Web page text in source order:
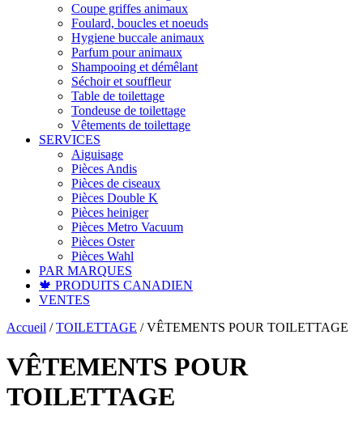
Coupe griffes animaux
Foulard, boucles et noeuds
Hygiene buccale animaux
Parfum pour animaux
Shampooing et démêlant
Séchoir et souffleur
Table de toilettage
Tondeuse de toilettage
Vêtements de toilettage
SERVICES
Aiguisage
Pièces Andis
Pièces de ciseaux
Pièces Double K
Pièces heiniger
Pièces Metro Vacuum
Pièces Oster
Pièces Wahl
PAR MARQUES
🍁 PRODUITS CANADIEN
VENTES
Accueil /TOILETTAGE /VÊTEMENTS POUR TOILETTAGE
VÊTEMENTS POUR
TOILETTAGE